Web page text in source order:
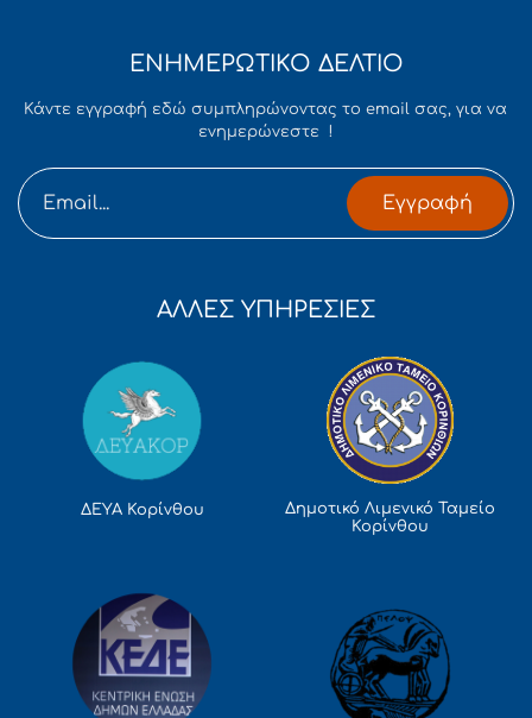
ΕΝΗΜΕΡΩΤΙΚΟ ΔΕΛΤΙΟ
Κάντε εγγραφή εδώ συμπληρώνοντας το email σας, για να
ενημερώνεστε !
Εγγραφή
ΑΛΛΕΣ ΥΠΗΡΕΣΙΕΣ
ΔΕΥΑ Κορίνθου
Δημοτικό Λιμενικό Ταμείο
Κορίνθου